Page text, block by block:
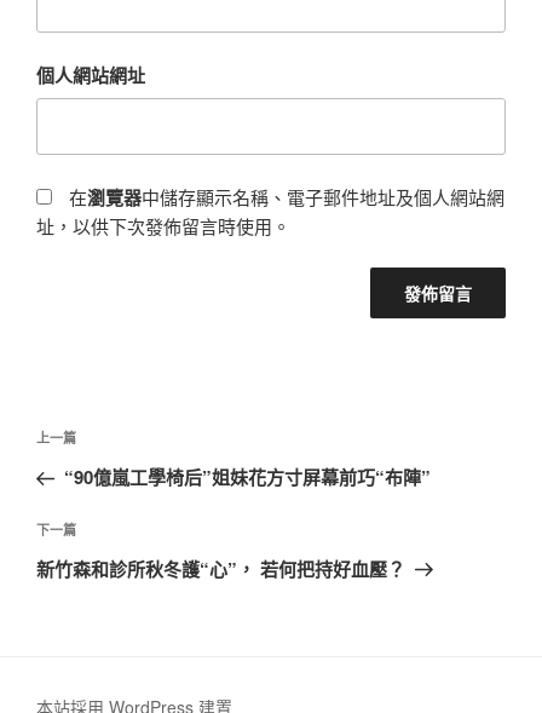
個人網站網址
在瀏覽器中儲存顯示名稱、電子郵件地址及個人網站網
址，以供下次發佈留言時使用。
文
導
覽
上
一
文
章
上一篇
“90億嵐工學椅后”姐妹花方寸屏幕前巧“布陣”
下
一
下一篇
新竹森和診所秋冬護“心”， 若何把持好血壓？
本站採用 WordPress 建置